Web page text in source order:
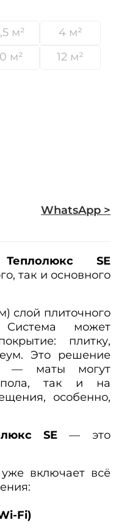
м²
4 м²
м²
12 м²
WhatsApp >
Теплолюкс SE
так и основного
слой плиточного
может
плитку,
Это решение
— маты могут
пола, так и на
особенно,
SE
— это
уже включает всё
Fi)